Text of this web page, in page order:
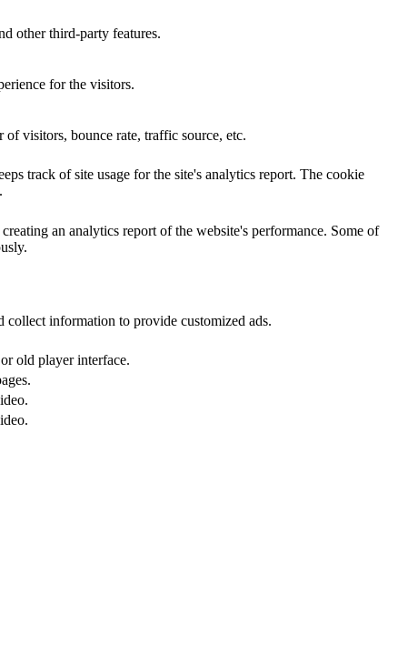
other third-party features.
for the visitors.
visitors, bounce rate, traffic source, etc.
track of site usage for the site's analytics report. The cookie
an analytics report of the website's performance. Some of
collect information to provide customized ads.
old player interface.